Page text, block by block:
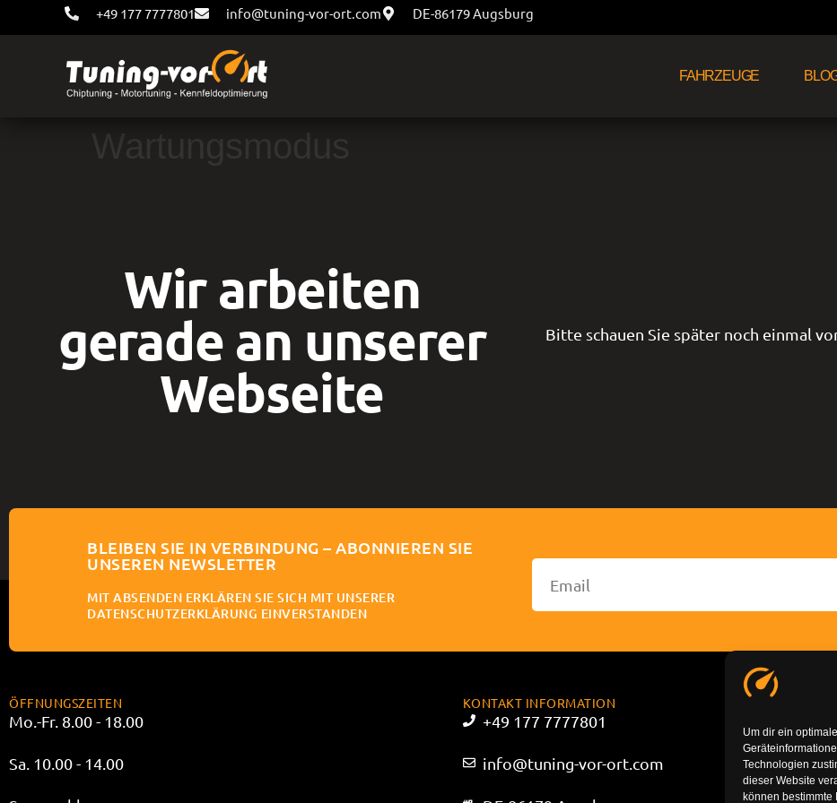
Um dir ein
Technologien
dieser Website
können
+49 177 7777801 info@tuning-vor-ort.com DE-86179 Augsburg
FAHRZEUGE
Wartungsmodus
Wir arbeiten
gerade an unserer
Webseite
Bitte schauen Sie später noch einmal
BLEIBEN SIE IN VERBINDUNG – ABONNIEREN SIE
UNSEREN NEWSLETTER
MIT ABSENDEN ERKLÄREN SIE SICH MIT UNSERER
DATENSCHUTZERKLÄRUNG EINVERSTANDEN
ÖFFNUNGSZEITEN
Mo.-Fr. 8.00 - 18.00
Sa. 10.00 - 14.00
KONTAKT INFORMATION
+49 177 7777801
info@tuning-vor-ort.com